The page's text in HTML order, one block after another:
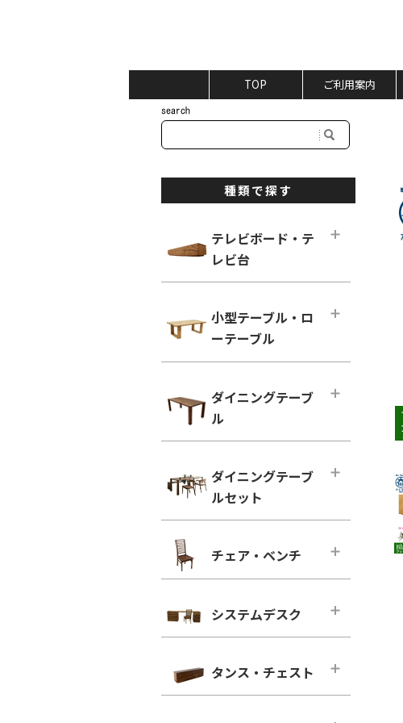
TOP ご利用案内
種類で探す
テレビボード・テ
レビ台
ロータイプ テレビボード
ハイタイプ テレビボード
幅100cm未満
幅100cm～150cm未満
幅150cm～200cm未満
幅200cm～300cm未満
幅300cm以上
ウォールナット
ブラックチェリー
ホワイトオーク
小型テーブル・ロ
ーテーブル
幅100cm未満
幅100cm以上
引き出し付きタイプ
ウォールナット
ホワイトオーク
ホワイトアッシュ
ダイニングテーブ
ル
幅100cm～150cm未満
幅150cm～200cm未満
2人用
4人用
6人用
シンプルタイプ
ウォールナット
ダイニングテーブ
ルセット
凛／RIN
ブラックチェリー
ホワイトオーク
ホワイトアッシュ
チェア・ベンチ
ダイニングチェア
ブラックチェリー
ホワイトオーク
システムデスク
■幅160cmタンス・チェスト